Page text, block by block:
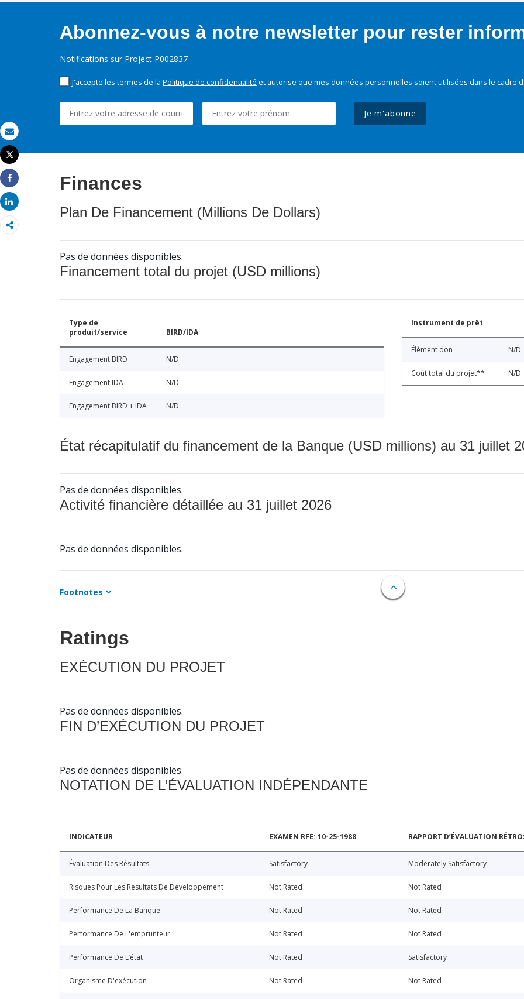
Email
Imprimer
Tweet
Share
Share
Abonnez-vous à notre newsletter pour rester
Notifications sur Project P002837
J'accepte les termes de la Politique de confidentialité et autorise que mes données personnelles soient utilisées dans le cadre
Je m'abonne
Finances
Plan De Financement (Millions De Dollars)
Pas de données disponibles.
Financement total du projet (USD millions)
Type de
produit/service
BIRD/IDA
Engagement BIRD N/D
Engagement IDA N/D
Engagement BIRD + IDA N/D
Instrument de prêt
Élément don N/D
Coût total du projet** N/D
État récapitulatif du financement de la Banque (USD millions) au 31 juillet
Pas de données disponibles.
Activité financière détaillée au 31 juillet 2026
Pas de données disponibles.
Footnotes
Ratings
EXÉCUTION DU PROJET
Pas de données disponibles.
FIN D’EXÉCUTION DU PROJET
Pas de données disponibles.
NOTATION DE L’ÉVALUATION INDÉPENDANTE
INDICATEUR EXAMEN RFE: 10-25-1988 RAPPORT D’ÉVALUATION
Évaluation Des Résultats Satisfactory Moderately Satisfactory
Risques Pour Les Résultats De Développement Not Rated Not Rated
Performance De La Banque Not Rated Not Rated
Performance De L'emprunteur Not Rated Not Rated
Performance De L’état Not Rated Satisfactory
Organisme D'exécution Not Rated Not Rated